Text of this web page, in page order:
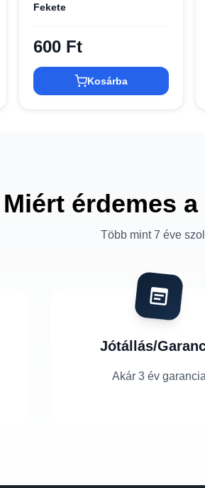
Fekete
600 Ft
Kosárba
Miért érdemes
Több mint 7 éve
Jótállás/
Akár 3 év garancia